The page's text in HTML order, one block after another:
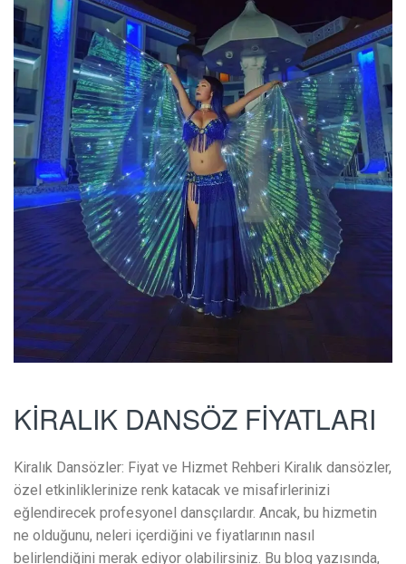
KİRALIK DANSÖZ FİYATLARI
Kiralık Dansözler: Fiyat ve Hizmet Rehberi Kiralık dansözler,
özel etkinliklerinize renk katacak ve misafirlerinizi
eğlendirecek profesyonel dansçılardır. Ancak, bu hizmetin
ne olduğunu, neleri içerdiğini ve fiyatlarının nasıl
belirlendiğini merak ediyor olabilirsiniz. Bu blog yazısında,